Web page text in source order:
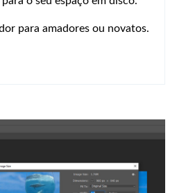
para amadores ou novatos.